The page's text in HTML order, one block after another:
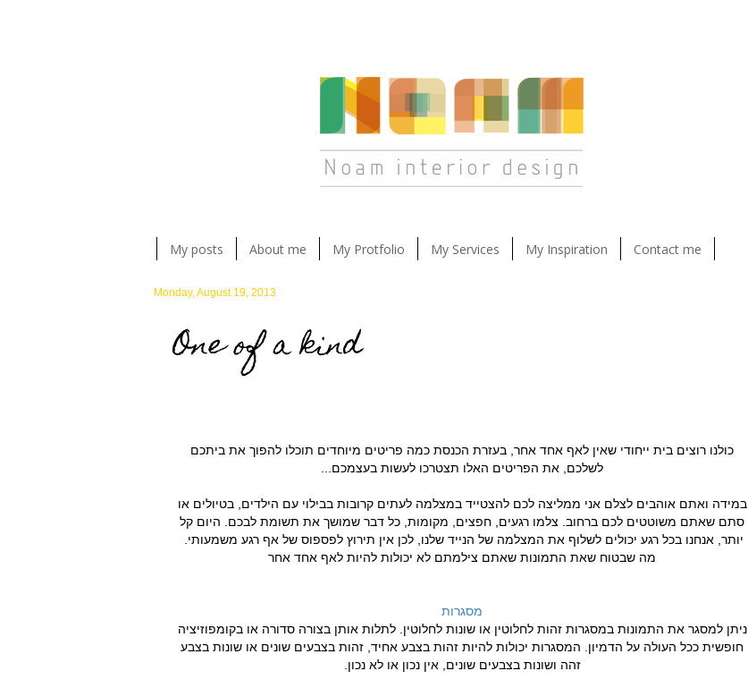
My posts About me My Protfolio My Services My Inspiration Contact me
Monday, August 19, 2013
One of a kind
כולנו רוצים בית ייחודי שאין לאף אחד אחר, בעזרת הכנסת כמה פריטים מיוחדים תוכלו להפוך את ביתכם
לשלכם, את הפריטים האלו תצטרכו לעשות בעצמכם...
במידה ואתם אוהבים לצלם אני ממליצה לכם להצטייד במצלמה לעתים קרובות בבילוי עם הילדים, בטיולים או
סתם שאתם משוטטים לכם ברחוב. צלמו רגעים, חפצים, מקומות, כל דבר שמושך את תשומת לבכם. היום קל
יותר, אנחנו בכל רגע יכולים לשלוף את המצלמה של הנייד שלנו, לכן אין תירוץ לפספוס של אף רגע משמעותי.
מה שבטוח שאת התמונות שאתם צילמתם לא יכולות להיות לאף אחד אחר
מסגרות
ניתן למסגר את התמונות במסגרות זהות לחלוטין או שונות לחלוטין. לתלות אותן בצורה סדורה או בקומפוזיציה
חופשית ככל העולה על הדמיון. המסגרות יכולות להיות זהות בצבע אחיד, זהות בצבעים שונים או שונות בצבע
זהה ושונות בצבעים שונים, אין נכון או לא נכון.